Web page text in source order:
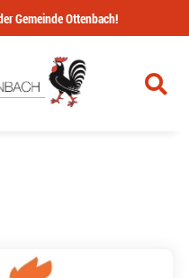
Gemeinde Ottenbach!